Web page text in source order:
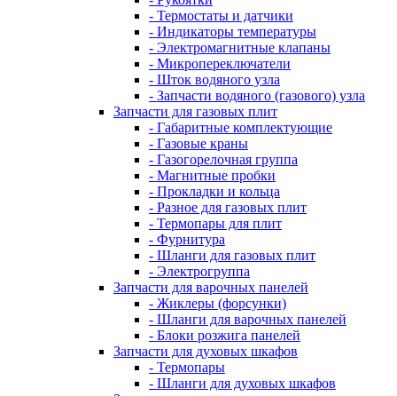
- Термостаты и датчики
- Индикаторы температуры
- Электромагнитные клапаны
- Микропереключатели
- Шток водяного узла
- Запчасти водяного (газового) узла
Запчасти для газовых плит
- Габаритные комплектующие
- Газовые краны
- Газогорелочная группа
- Магнитные пробки
- Прокладки и кольца
- Разное для газовых плит
- Термопары для плит
- Фурнитура
- Шланги для газовых плит
- Электрогруппа
Запчасти для варочных панелей
- Жиклеры (форсунки)
- Шланги для варочных панелей
- Блоки розжига панелей
Запчасти для духовых шкафов
- Термопары
- Шланги для духовых шкафов